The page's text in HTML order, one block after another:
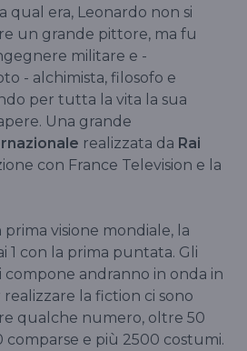
qual era, Leonardo non si
un grande pittore, ma fu
militare e -
- alchimista, filosofo e
per tutta la vita la sua
Una grande
realizzata da Rai
con France Television e la
prima visione mondiale, la
1 con la prima puntata. Gli
compone andranno in onda in
la fiction ci sono
qualche numero, oltre 50
comparse e più 2500 costumi.